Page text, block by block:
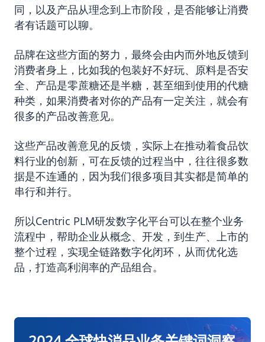
同，以及产品从理念到上市阶段，是否能够让消费
者有话题可以聊。
品牌在这些方面的努力，最终会由内而外地反馈到
消费者身上，比如我的包装好不好玩、原料是否安
全、产品是零蔗糖还是半糖，甚至细到使用的代糖
种类，如果消费者对你的产品有一定关注，就会有
很多的产品改善意见。
这些产品改善意见的反馈，实际上在推动着食品饮
料行业的创新，可在反馈的过程当中，往往很多数
据是不连通的，因为我们很多项目其实都是简单的
串行和并行。
所以Centric PLM研发数字化平台可以在整个业务
流程中，帮助企业从概念、开发，到生产、上市的
整个过程，实现全链路数字化闭环，从而优化选
品，打造高利润率的产品组合。